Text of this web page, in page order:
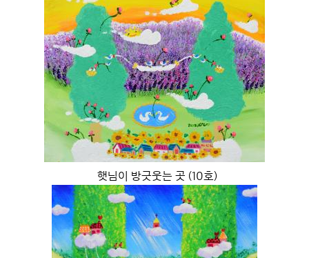
햇님이 방긋웃는 곳 (10호)